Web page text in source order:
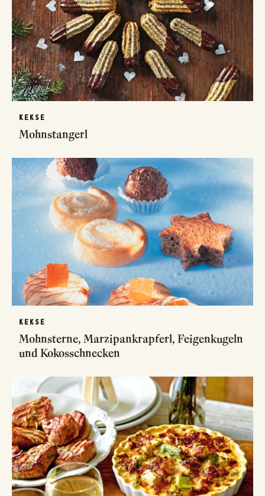
KEKSE
Mohnstangerl
KEKSE
Mohnsterne, Marzipankrapferl, Feigenkugeln
und Kokosschnecken